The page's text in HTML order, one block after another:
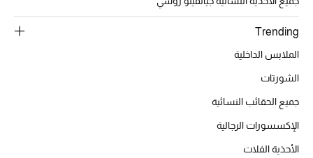
خصومات
الهدايا
Trending
الملابس الداخلية
الشورتات
جميع الحقائب النسائية
الإكسسورات الرجالية
الأحذية الفلات